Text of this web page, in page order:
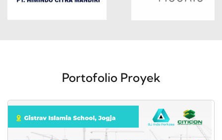
Portofolio Proyek